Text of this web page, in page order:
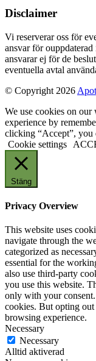
Disclaimer
Vi reserverar oss för
ansvar för
ansvarar ej för de
eventuella avtal
© Copyright 2026
We use cookies on
experience by
clicking “Accept”, you
Cookie settings
Stäng
Privacy Overview
This website uses
navigate through the
categorized as
essential for the
also use third-party
you use this website.
only with your
cookies. But opting
browsing experience.
Necessary
Necessary
Alltid aktiverad